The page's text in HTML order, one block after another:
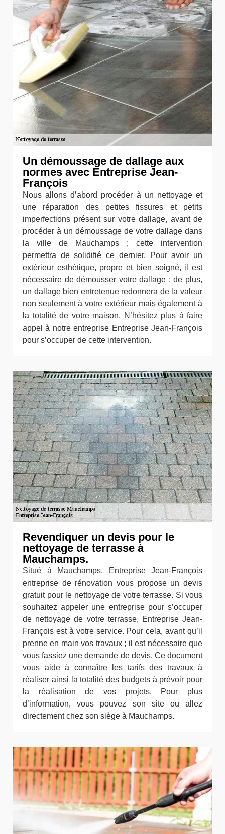
Un démoussage de dallage aux
normes avec Entreprise Jean-
François
Nous allons d’abord procéder à un nettoyage et
une réparation des petites fissures et petits
imperfections présent sur votre dallage, avant de
procéder à un démoussage de votre dallage dans
la ville de Mauchamps ; cette intervention
permettra de solidifié ce dernier. Pour avoir un
extérieur esthétique, propre et bien soigné, il est
nécessaire de démousser votre dallage ; de plus,
un dallage bien entretenue redonnera de la valeur
non seulement à votre extérieur mais également à
la totalité de votre maison. N’hésitez plus à faire
appel à notre entreprise Entreprise Jean-François
pour s’occuper de cette intervention.
Revendiquer un devis pour le
nettoyage de terrasse à
Mauchamps.
Situé à Mauchamps, Entreprise Jean-François
entreprise de rénovation vous propose un devis
gratuit pour le nettoyage de votre terrasse. Si vous
souhaitez appeler une entreprise pour s’occuper
de nettoyage de votre terrasse, Entreprise Jean-
François est à votre service. Pour cela, avant qu’il
prenne en main vos travaux ; il est nécessaire que
vous fassiez une demande de devis. Ce document
vous aide à connaître les tarifs des travaux à
réaliser ainsi la totalité des budgets à prévoir pour
la réalisation de vos projets. Pour plus
d’information, vous pouvez son site ou allez
directement chez son siège à Mauchamps.